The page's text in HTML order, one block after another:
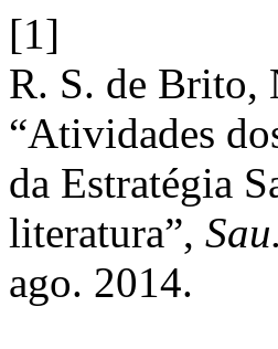
[1]
R. S. de Brito,
“Atividades
da Estratégia
literatura”,
ago. 2014.